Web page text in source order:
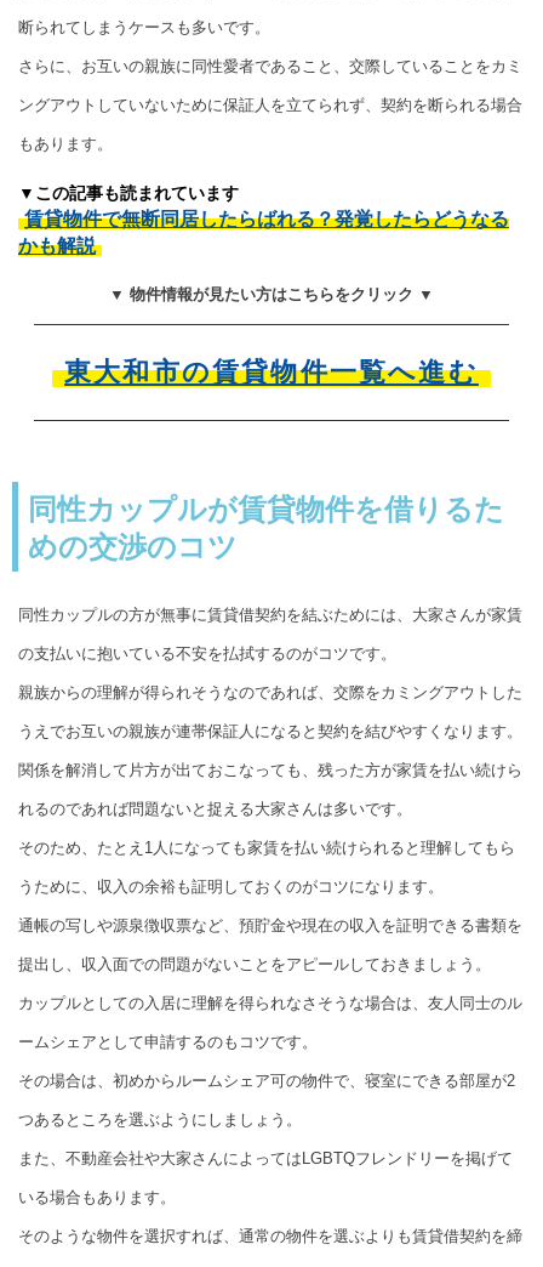
断られてしまうケースも多いです。
さらに、お互いの親族に同性愛者であること、交際していることをカミ
ングアウトしていないために保証人を立てられず、契約を断られる場合
もあります。
▼この記事も読まれています
賃貸物件で無断同居したらばれる？発覚したらどうなる
かも解説
▼ 物件情報が見たい方はこちらをクリック ▼
東大和市の賃貸物件一覧へ進む
同性カップルが賃貸物件を借りるた
めの交渉のコツ
同性カップルの方が無事に賃貸借契約を結ぶためには、大家さんが家賃
の支払いに抱いている不安を払拭するのがコツです。
親族からの理解が得られそうなのであれば、交際をカミングアウトした
うえでお互いの親族が連帯保証人になると契約を結びやすくなります。
関係を解消して片方が出ておこなっても、残った方が家賃を払い続けら
れるのであれば問題ないと捉える大家さんは多いです。
そのため、たとえ1人になっても家賃を払い続けられると理解してもら
うために、収入の余裕も証明しておくのがコツになります。
通帳の写しや源泉徴収票など、預貯金や現在の収入を証明できる書類を
提出し、収入面での問題がないことをアピールしておきましょう。
カップルとしての入居に理解を得られなさそうな場合は、友人同士のル
ームシェアとして申請するのもコツです。
その場合は、初めからルームシェア可の物件で、寝室にできる部屋が2
つあるところを選ぶようにしましょう。
また、不動産会社や大家さんによってはLGBTQフレンドリーを掲げて
いる場合もあります。
そのような物件を選択すれば、通常の物件を選ぶよりも賃貸借契約を締